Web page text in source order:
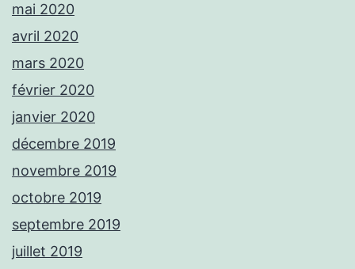
mai 2020
avril 2020
mars 2020
février 2020
janvier 2020
décembre 2019
novembre 2019
octobre 2019
septembre 2019
juillet 2019